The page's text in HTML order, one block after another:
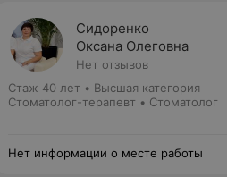
Сидоренко
Оксана Олеговна
Нет отзывов
Стаж 40 лет • Высшая категория
Стоматолог-терапевт • Стоматолог
Нет информации о месте работы